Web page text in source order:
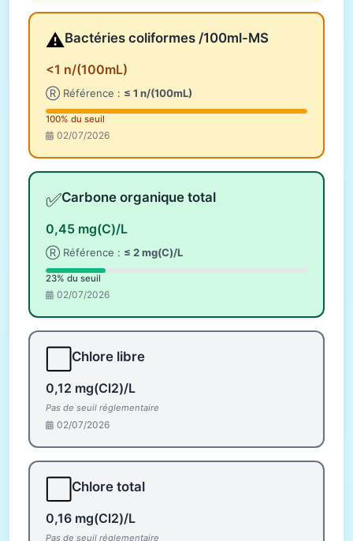
⚠️Bactéries coliformes /100ml-MS
<1 n/(100mL)
Ⓡ Référence : ≤ 1 n/(100mL)
100% du seuil
02/07/2026
✅Carbone organique total
0,45 mg(C)/L
Ⓡ Référence : ≤ 2 mg(C)/L
23% du seuil
02/07/2026
Chlore libre
0,12 mg(Cl2)/L
Pas de seuil réglementaire
02/07/2026
Chlore total
0,16 mg(Cl2)/L
Pas de seuil réglementaire